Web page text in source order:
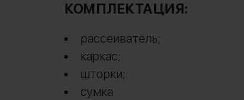
КОМПЛЕКТАЦИЯ:
рассеиватель;
каркас;
шторки;
сумка